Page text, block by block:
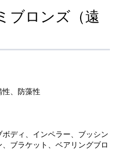
ブロンズ（遠
性、防藻性
ディ、インペラー、ブッシン
ブラケット、ベアリングブロ